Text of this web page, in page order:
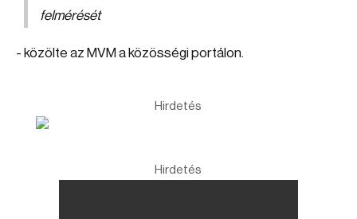
felmérését
- közölte az MVM a közösségi portálon.
Hirdetés
Hirdetés